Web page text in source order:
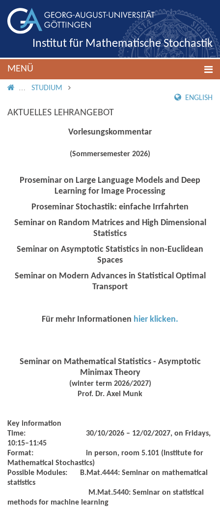
Institut für Mathematische Stochastik
MENÜ
IMS ROOT
STUDIUM
ENGLISH
AKTUELLES LEHRANGEBOT
Vorlesungskommentar
(Sommersemester 2026)
Proseminar on Large Language Models and Deep
Learning for Image Processing
Proseminar Stochastik: einfache Irrfahrten
Seminar on Random Matrices and High Dimensional
Statistics
Seminar on Asymptotic Statistics in non-Euclidean
Spaces
Seminar on Modern Advances in Statistical Optimal
Transport
Für mehr Informationen hier klicken.
Seminar on Mathematical Statistics - Asymptotic
Minimax Theory
(winter term 2026/2027)
Prof. Dr. Axel Munk
Key information
Time:
30/10/2026 – 12/02/2027, on Fridays,
10:15–11:45
Format:
in person, room 5.101 (Institute for
Mathematical Stochastics)
Possible Modules:
B.Mat.4444: Seminar on mathematical
statistics
M.Mat.5440: Seminar on statistical
methods for machine learning